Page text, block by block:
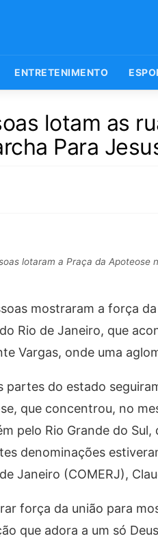
ENTRETENIMENTO
lotam as
Para
lotaram a Praça da Apoteose
mostraram a força
Rio de Janeiro, que
Vargas, onde uma
partes do estado
que concentrou, no
pelo Rio Grande do
denominações
Janeiro (COMERJ),
força da união para
que adora a um só